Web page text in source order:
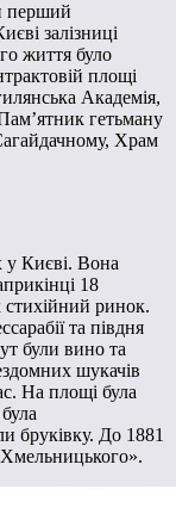
перший
залізниці
життя було
площі
Академія,
гетьману
Храм
у Києві. Вона
18
стихійний ринок.
та півдня
були вино та
шукачів
На площі була
бруківку. До 1881